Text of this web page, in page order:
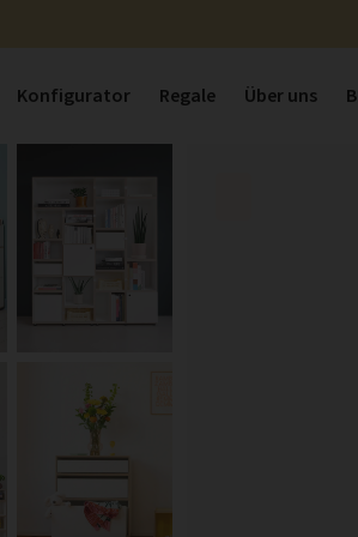
Konfigurator Regale Über uns